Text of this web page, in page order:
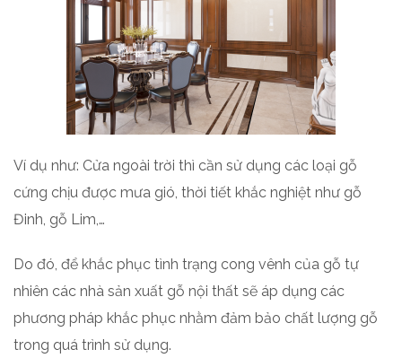
Ví dụ như: Cửa ngoài trời thì cần sử dụng các loại gỗ
cứng chịu được mưa gió, thời tiết khắc nghiệt như gỗ
Đinh, gỗ Lim,…
Do đó, để khắc phục tình trạng cong vênh của gỗ tự
nhiên các nhà sản xuất gỗ nội thất sẽ áp dụng các
phương pháp khắc phục nhằm đảm bảo chất lượng gỗ
trong quá trình sử dụng.